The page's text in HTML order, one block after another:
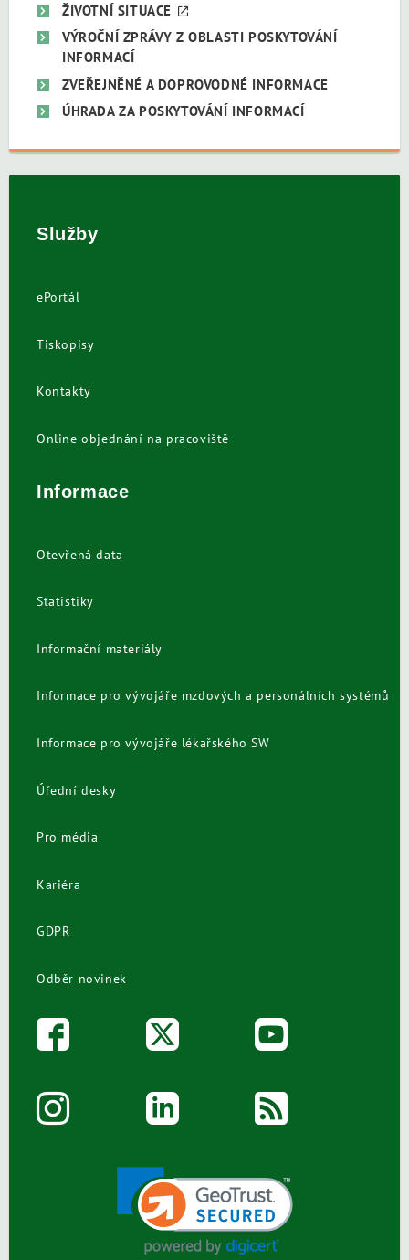
ŽIVOTNÍ SITUACE
VÝROČNÍ ZPRÁVY Z OBLASTI POSKYTOVÁNÍ
INFORMACÍ
ZVEŘEJNĚNÉ A DOPROVODNÉ INFORMACE
ÚHRADA ZA POSKYTOVÁNÍ INFORMACÍ
Služby
ePortál
Tiskopisy
Kontakty
Online objednání na pracoviště
Informace
Otevřená data
Statistiky
Informační materiály
Informace pro vývojáře mzdových a personálních systémů
Informace pro vývojáře lékařského SW
Úřední desky
Pro média
Kariéra
GDPR
Odběr novinek